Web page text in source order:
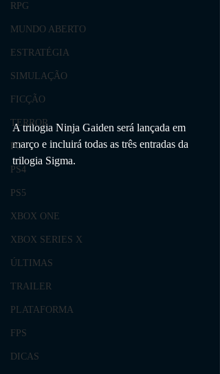
RPG
MUNDO ABERTO
ESTRATÉGIA
SIMULAÇÃO
FICÇÃO
TERROR
PC
PS4
PS5
XBOX ONE
XBOX SERIES X
ÚLTIMAS
TRAILER
PLATAFORMA
FPS
DICAS
A trilogia Ninja Gaiden será lançada em
março e incluirá todas as três entradas da
trilogia Sigma.